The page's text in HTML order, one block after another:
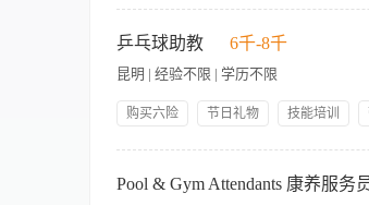
乒乓球助教 6千-8千
昆明 | 经验不限 | 学历不限
购买六险 节日礼物 技能培训
工作内容 1、制定训练计划，指导学员日
求： 1、具有较高的乒乓球技术，且在实
Pool & Gym Attendants 康养服务